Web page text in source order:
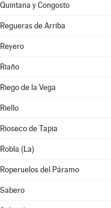
Quintana y Congosto
Regueras de Arriba
Reyero
Riaño
Riego de la Vega
Riello
Rioseco de Tapia
Robla (La)
Roperuelos del Páramo
Sabero